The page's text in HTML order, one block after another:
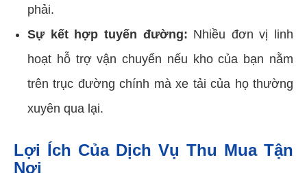
phải.
Sự kết hợp tuyến đường: Nhiều đơn vị linh
hoạt hỗ trợ vận chuyển nếu kho của bạn nằm
trên trục đường chính mà xe tải của họ thường
xuyên qua lại.
Lợi Ích Của Dịch Vụ Thu Mua Tận
Nơi